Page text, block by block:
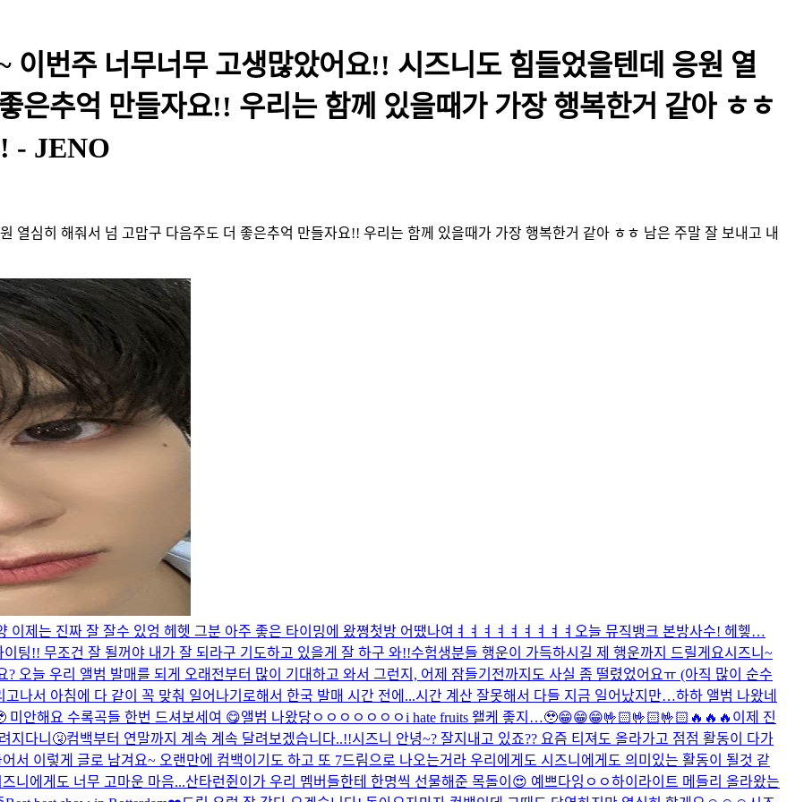
번주 너무너무 고생많았어요!! 시즈니도 힘들었을텐데 응원 열
은추억 만들자요!! 우리는 함께 있을때가 가장 행복한거 같아 ㅎㅎ
- JENO
열심히 해줘서 넘 고맙구 다음주도 더 좋은추억 만들자요!! 우리는 함께 있을때가 가장 행복한거 같아 ㅎㅎ 남은 주말 잘 보내고 내
이제는 진짜 잘 잘수 있엉 헤헷 그분 아주 좋은 타이밍에 왔쪙첫방 어땠나여ㅕㅕㅕㅕㅕㅕㅕㅕㅕ 오늘 뮤직뱅크 본방사수! 헤헿…
이팅!! 무조건 잘 될꺼야 내가 잘 되라구 기도하고 있을게 잘 하구 와!!수험생분들 행운이 가득하시길 제 행운까지 드릴게요시즈니~
? 오늘 우리 앨범 발매를 되게 오래전부터 많이 기대하고 와서 그런지, 어제 잠들기전까지도 사실 좀 떨렸었어요ㅠ (아직 많이 순수
나서 아침에 다 같이 꼭 맞춰 일어나기로해서 한국 발매 시간 전에...시간 계산 잘못해서 다들 지금 일어났지만…하하 앨범 나왔네
미안해요 수록곡들 한번 드셔보세여 😋앨범 나왔당ㅇㅇㅇㅇㅇㅇㅇi hate fruits 왤케 좋지…🥹😁😁😁🤟🏻🤟🏻🤟🏻🔥🔥🔥 이제 진
지다니🤧컴백부터 연말까지 계속 계속 달려보겠습니다..!!시즈니 안녕~? 잘지내고 있죠?? 요즘 티져도 올라가고 점점 활동이 다가
서 이렇게 글로 남겨요~ 오랜만에 컴백이기도 하고 또 7드림으로 나오는거라 우리에게도 시즈니에게도 의미있는 활동이 될것 같
니에게도 너무 고마운 마음...산타런쥔이가 우리 멤버들한테 한명씩 선물해준 목돌이😍 예쁘다잉ㅇㅇ하이라이트 메들리 올라왔는